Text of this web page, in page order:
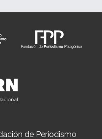
de Periodismo